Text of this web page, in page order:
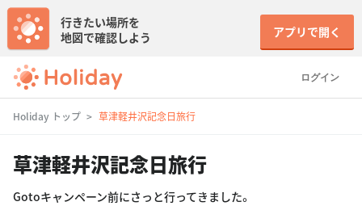
ログイン
行きたい場所を
地図で確認しよう
アプリで開く
Holiday トップ 草津軽井沢記念日旅行
草津軽井沢記念日旅行
Gotoキャンペーン前にさっと行ってきました。